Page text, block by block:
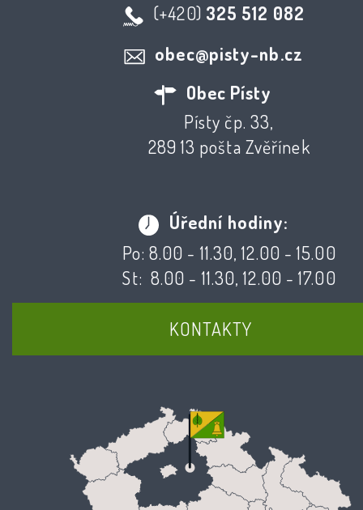
(+420) 325 512 082
obec@pisty-nb.cz
Obec Písty
Písty čp. 33,
289 13 pošta Zvěřínek
Úřední hodiny:
Po: 8.00 - 11.30, 12.00 - 15.00
St: 8.00 - 11.30, 12.00 - 17.00
KONTAKTY